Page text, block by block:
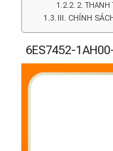
2. THANH
III. CHÍNH
6ES7452-